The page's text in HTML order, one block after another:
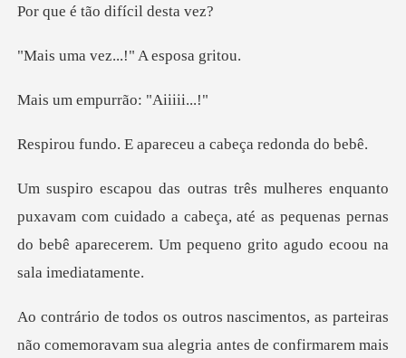
ão difícil
z...!" A esp
purrão: "A
apareceu a cabeç
m com cuidado a cabeça, até as pequenas pernas
do bebê apar
os, as parteiras
não comemoravam sua aleg